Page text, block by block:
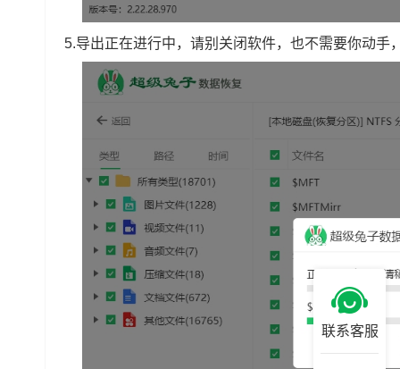
5.导出正在进行中，请别关闭软件，也不需要你动手
联系客服